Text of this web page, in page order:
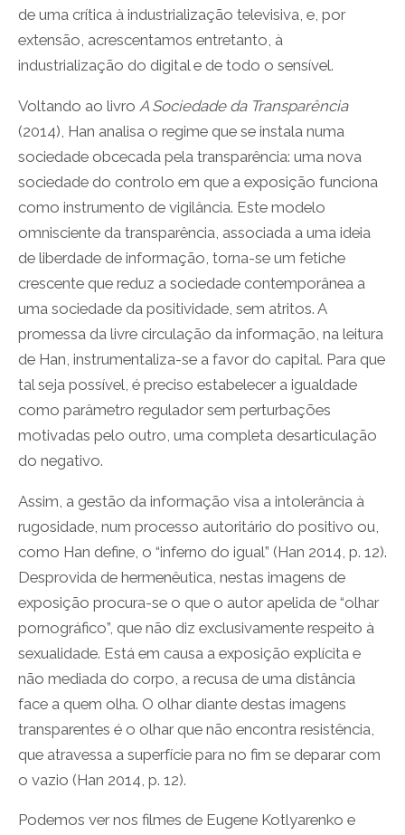
de uma crítica à industrialização televisiva, e, por
extensão, acrescentamos entretanto, à
industrialização do digital e de todo o sensível.
Voltando ao livro A Sociedade da Transparência
(2014), Han analisa o regime que se instala numa
sociedade obcecada pela transparência: uma nova
sociedade do controlo em que a exposição funciona
como instrumento de vigilância. Este modelo
omnisciente da transparência, associada a uma ideia
de liberdade de informação, torna-se um fetiche
crescente que reduz a sociedade contemporânea a
uma sociedade da positividade, sem atritos. A
promessa da livre circulação da informação, na leitura
de Han, instrumentaliza-se a favor do capital. Para que
tal seja possível, é preciso estabelecer a igualdade
como parâmetro regulador sem perturbações
motivadas pelo outro, uma completa desarticulação
do negativo.
Assim, a gestão da informação visa a intolerância à
rugosidade, num processo autoritário do positivo ou,
como Han define, o “inferno do igual” (Han 2014, p. 12).
Desprovida de hermenêutica, nestas imagens de
exposição procura-se o que o autor apelida de “olhar
pornográfico”, que não diz exclusivamente respeito à
sexualidade. Está em causa a exposição explícita e
não mediada do corpo, a recusa de uma distância
face a quem olha. O olhar diante destas imagens
transparentes é o olhar que não encontra resistência,
que atravessa a superfície para no fim se deparar com
o vazio (Han 2014, p. 12).
Podemos ver nos filmes de Eugene Kotlyarenko e